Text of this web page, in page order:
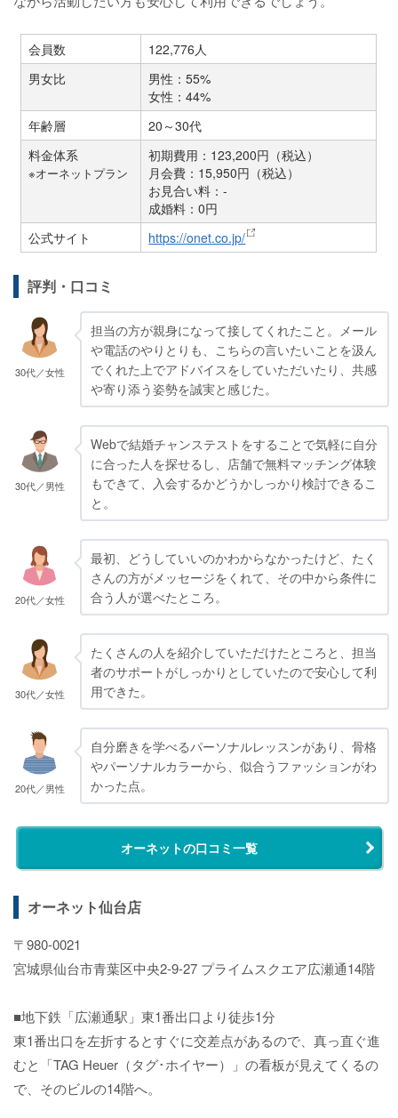
会員数
122,776人
男女比
男性：55%
女性：44%
年齢層
20～30代
料金体系
※オーネットプラン
初期費用：123,200円（税込）
月会費：15,950円（税込）
お見合い料：-
成婚料：0円
公式サイト
https://onet.co.jp/
評判・口コミ
30代／女性
担当の方が親身になって接してくれたこと。メール
や電話のやりとりも、こちらの言いたいことを汲ん
でくれた上でアドバイスをしていただいたり、共感
や寄り添う姿勢を誠実と感じた。
30代／男性
Webで結婚チャンステストをすることで気軽に自分
に合った人を探せるし、店舗で無料マッチング体験
もできて、入会するかどうかしっかり検討できるこ
と。
20代／女性
最初、どうしていいのかわからなかったけど、たく
さんの方がメッセージをくれて、その中から条件に
合う人が選べたところ。
30代／女性
たくさんの人を紹介していただけたところと、担当
者のサポートがしっかりとしていたので安心して利
用できた。
20代／男性
自分磨きを学べるパーソナルレッスンがあり、骨格
やパーソナルカラーから、似合うファッションがわ
かった点。
オーネットの口コミ一覧
オーネット仙台店
〒980-0021
宮城県仙台市青葉区中央2-9-27 プライムスクエア広瀬通14階
■地下鉄「広瀬通駅」東1番出口より徒歩1分
東1番出口を左折するとすぐに交差点があるので、真っ直ぐ進
むと「TAG Heuer（タグ･ホイヤー）」の看板が見えてくるの
で、そのビルの14階へ。